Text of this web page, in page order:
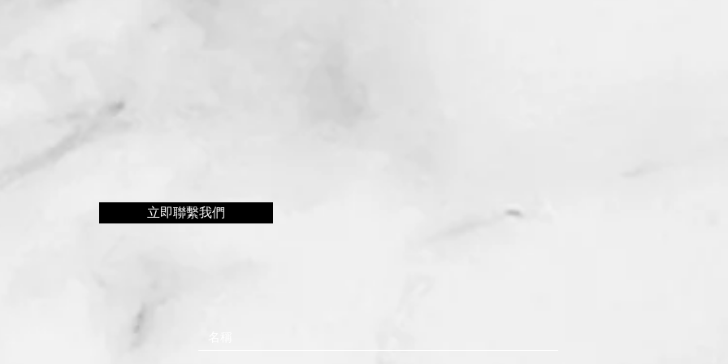
立即聯繫我們